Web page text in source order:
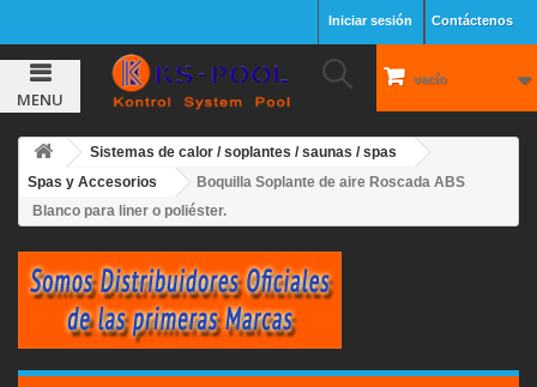
Contáctenos
Iniciar sesión
vacío
MENU
Sistemas de calor / soplantes / saunas / spas
Spas y Accesorios
Boquilla Soplante de aire Roscada ABS
Blanco para liner o poliéster.